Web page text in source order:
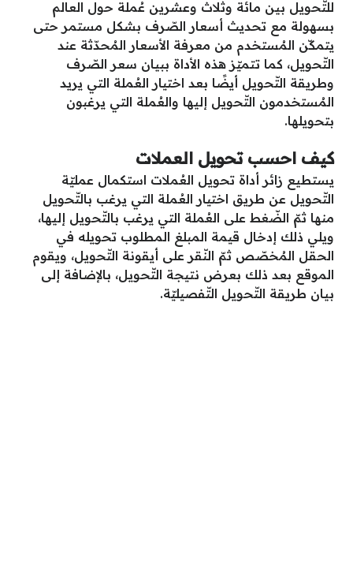
للتّحويل بين مائة وثلاث وعشرين عُملة حول العالم
بسهولة مع تحديث أسعار الصّرف بشكل مستمر حتى
يتمكّن المُستخدم من معرفة الأسعار المُحدّثة عند
التّحويل، كما تتميّز هذه الأداة ببيان سعر الصّرف
وطريقة التّحويل أيضًا بعد اختيار العُملة التي يريد
المُستخدمون التّحويل إليها والعُملة التي يرغبون
بتحويلها.
كيف احسب تحويل العملات
يستطيع زائر أداة تحويل العُملات استكمال عمليّة
التّحويل عن طريق اختيار العُملة التي يرغب بالتّحويل
منها ثمّ الضّغط على العُملة التي يرغب بالتّحويل إليها،
ويلي ذلك إدخال قيمة المبلغ المطلوب تحويله في
الحقل المُخصّص ثمّ النّقر على أيقونة التّحويل، ويقوم
الموقع بعد ذلك بعرض نتيجة التّحويل، بالإضافة إلى
بيان طريقة التّحويل التّفصيليّة.